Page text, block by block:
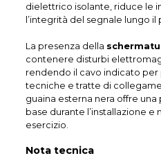
dielettrico isolante, riduce le
l’integrità del segnale lungo il
La presenza della
contenere disturbi
rendendo il cavo indicato per
tecniche e tratte di
guaina esterna nera offre
base durante l’installazione
esercizio.
Nota tecnica